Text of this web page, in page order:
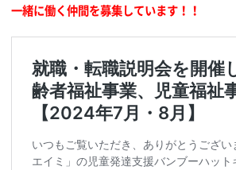
一緒に働く仲間を募集しています！！